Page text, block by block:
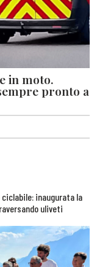
in moto.
pronto a
ciclabile: inaugurata la
uliveti